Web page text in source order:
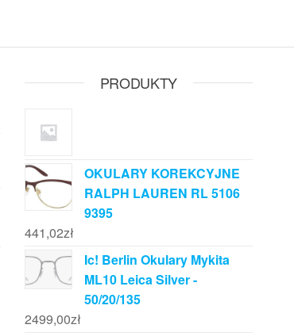
PRODUKTY
OKULARY KOREKCYJNE
RALPH LAUREN RL 5106
9395
441,02zł
Ic! Berlin Okulary Mykita
ML10 Leica Silver -
50/20/135
2499,00zł